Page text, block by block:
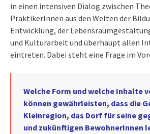
in einen intensiven Dialog zwischen
PraktikerInnen aus den Welten der
Entwicklung, der
und Kulturarbeit und überhaupt allen
eintreten. Dabei steht eine Frage im
Welche Form und welche Inhalte
können gewährleisten, dass die
Kleinregion, das Dorf für seine
und zukünftigen BewohnerInnen